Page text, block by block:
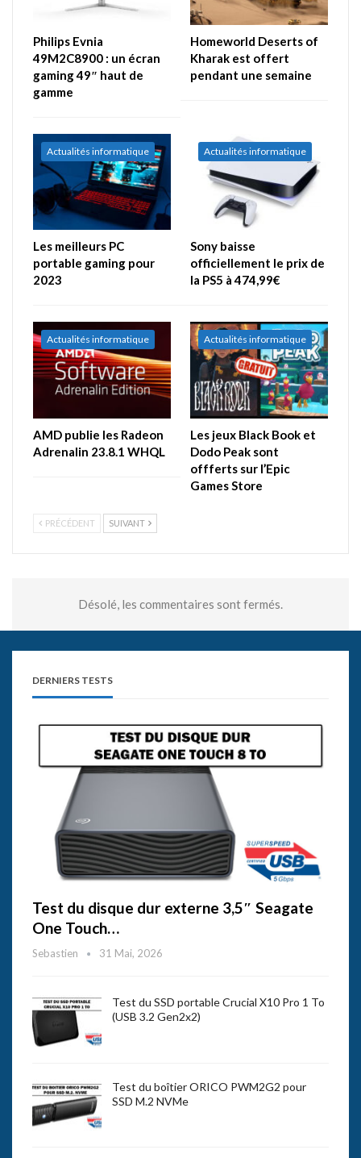
Philips Evnia
49M2C8900 : un écran
gaming 49″ haut de
gamme
Homeworld Deserts of
Kharak est offert
pendant une semaine
Actualités informatique
Les meilleurs PC
portable gaming pour
2023
Actualités informatique
Sony baisse
officiellement le prix de
la PS5 à 474,99€
Actualités informatique
AMD publie les Radeon
Adrenalin 23.8.1 WHQL
Actualités informatique
Les jeux Black Book et
Dodo Peak sont
offferts sur l’Epic
Games Store
PRÉCÉDENT SUIVANT
Désolé, les commentaires sont fermés.
DERNIERS TESTS
Test du disque dur externe 3,5″ Seagate
One Touch…
Sebastien 31 Mai, 2026
Test du SSD portable Crucial X10 Pro 1 To
(USB 3.2 Gen2x2)
Test du boîtier ORICO PWM2G2 pour
SSD M.2 NVMe